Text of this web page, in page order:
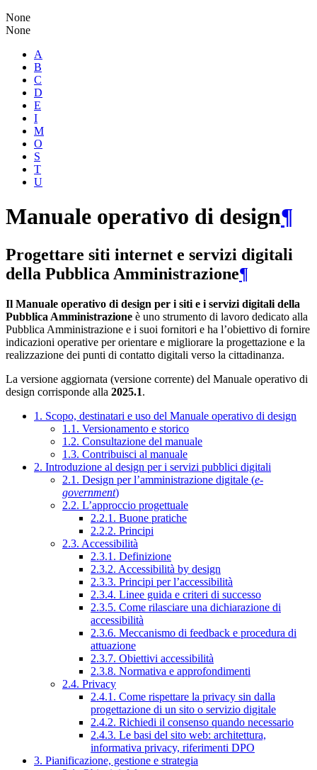
None
None
A
B
C
D
E
I
M
O
S
T
U
Manuale operativo di design¶
Progettare siti internet e servizi digitali
della Pubblica Amministrazione¶
Il Manuale operativo di design per i siti e i servizi digitali della
Pubblica Amministrazione è uno strumento di lavoro dedicato alla
Pubblica Amministrazione e i suoi fornitori e ha l’obiettivo di fornire
indicazioni operative per orientare e migliorare la progettazione e la
realizzazione dei punti di contatto digitali verso la cittadinanza.
La versione aggiornata (versione corrente) del Manuale operativo di
design corrisponde alla 2025.1.
1. Scopo, destinatari e uso del Manuale operativo di design
1.1. Versionamento e storico
1.2. Consultazione del manuale
1.3. Contribuisci al manuale
2. Introduzione al design per i servizi pubblici digitali
2.1. Design per l’amministrazione digitale (e-
government)
2.2. L’approccio progettuale
2.2.1. Buone pratiche
2.2.2. Principi
2.3. Accessibilità
2.3.1. Definizione
2.3.2. Accessibilità by design
2.3.3. Principi per l’accessibilità
2.3.4. Linee guida e criteri di successo
2.3.5. Come rilasciare una dichiarazione di
accessibilità
2.3.6. Meccanismo di feedback e procedura di
attuazione
2.3.7. Obiettivi accessibilità
2.3.8. Normativa e approfondimenti
2.4. Privacy
2.4.1. Come rispettare la privacy sin dalla
progettazione di un sito o servizio digitale
2.4.2. Richiedi il consenso quando necessario
2.4.3. Le basi del sito web: architettura,
informativa privacy, riferimenti DPO
3. Pianificazione, gestione e strategia